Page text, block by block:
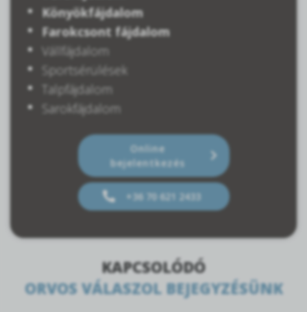
Könyökfájdalom
Farokcsont fájdalom
Vállfájdalom
Sportsérülések
Talpfájdalom
Sarokfájdalom
Online
bejelentkezés
+36 70 621 2433
KAPCSOLÓDÓ
ORVOS VÁLASZOL BEJEGYZÉSÜNK